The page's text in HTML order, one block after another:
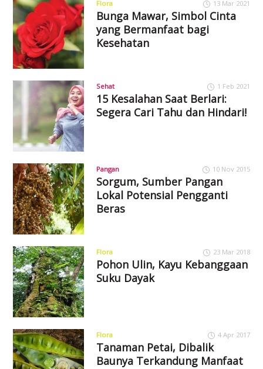
Flora 13 Mar 2021
Bunga Mawar, Simbol Cinta
yang Bermanfaat bagi
Kesehatan
Sehat 1 Feb 2021
15 Kesalahan Saat Berlari:
Segera Cari Tahu dan Hindari!
Pangan 10 Nov 2015
Sorgum, Sumber Pangan
Lokal Potensial Pengganti
Beras
Flora 23 Mar 2018
Pohon Ulin, Kayu Kebanggaan
Suku Dayak
Flora 4 Apr 2017
Tanaman Petai, Dibalik
Baunya Terkandung Manfaat